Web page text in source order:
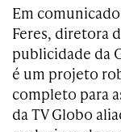
Em
Feres, diretora
publicidade da
é um projeto
completo para
da TV Globo